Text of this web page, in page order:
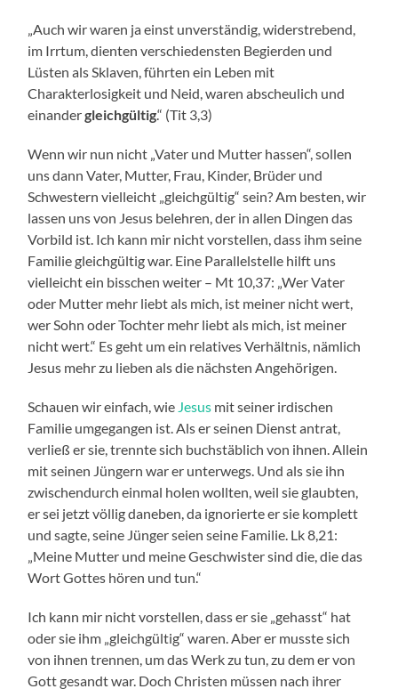
„Auch wir waren ja einst unverständig, widerstrebend,
im Irrtum, dienten verschiedensten Begierden und
Lüsten als Sklaven, führten ein Leben mit
Charakterlosigkeit und Neid, waren abscheulich und
einandergleichgültig.“ (Tit 3,3)
Wenn wir nun nicht „Vater und Mutter hassen“, sollen
uns dann Vater, Mutter, Frau, Kinder, Brüder und
Schwestern vielleicht „gleichgültig“ sein? Am besten, wir
lassen uns von Jesus belehren, der in allen Dingen das
Vorbild ist. Ich kann mir nicht vorstellen, dass ihm seine
Familie gleichgültig war. Eine Parallelstelle hilft uns
vielleicht ein bisschen weiter – Mt 10,37: „Wer Vater
oder Mutter mehr liebt als mich, ist meiner nicht wert,
wer Sohn oder Tochter mehr liebt als mich, ist meiner
nicht wert.“ Es geht um ein relatives Verhältnis, nämlich
Jesus mehr zu lieben als die nächsten Angehörigen.
Schauen wir einfach, wie Jesus mit seiner irdischen
Familie umgegangen ist. Als er seinen Dienst antrat,
verließ er sie, trennte sich buchstäblich von ihnen. Allein
mit seinen Jüngern war er unterwegs. Und als sie ihn
zwischendurch einmal holen wollten, weil sie glaubten,
er sei jetzt völlig daneben, da ignorierte er sie komplett
und sagte, seine Jünger seien seine Familie. Lk 8,21:
„Meine Mutter und meine Geschwister sind die, die das
Wort Gottes hören und tun.“
Ich kann mir nicht vorstellen, dass er sie „gehasst“ hat
oder sie ihm „gleichgültig“ waren. Aber er musste sich
von ihnen trennen, um das Werk zu tun, zu dem er von
Gott gesandt war. Doch Christen müssen nach ihrer